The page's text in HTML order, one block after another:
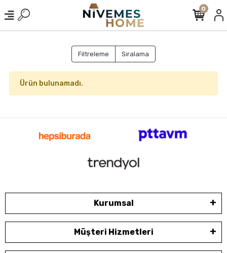
0
Filtreleme Sıralama
Ürün bulunamadı.
Kurumsal
Müşteri Hizmetleri